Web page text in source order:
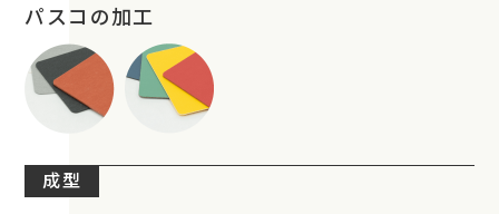
パスコの加工
成型